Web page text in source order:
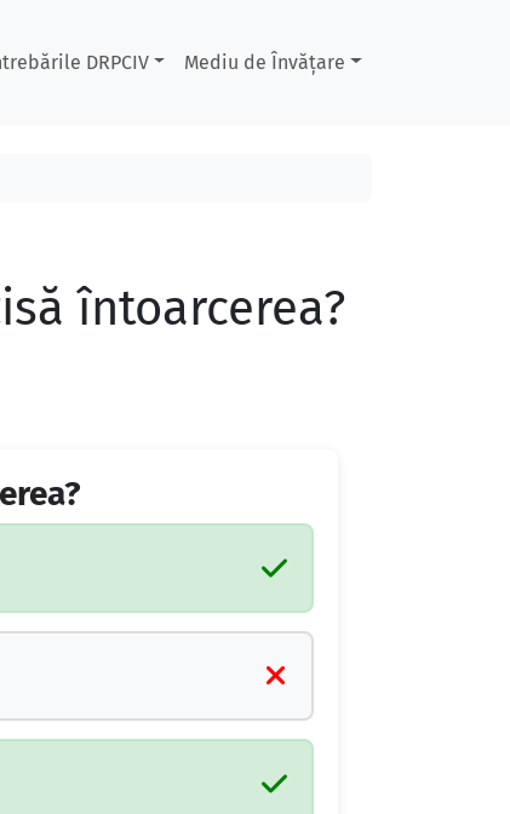
DRPCIV Mediu de Învățare
întoarcerea?